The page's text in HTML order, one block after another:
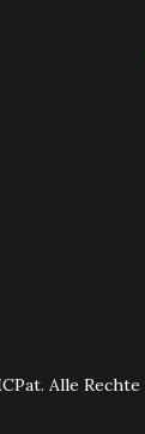
Alle Rechte